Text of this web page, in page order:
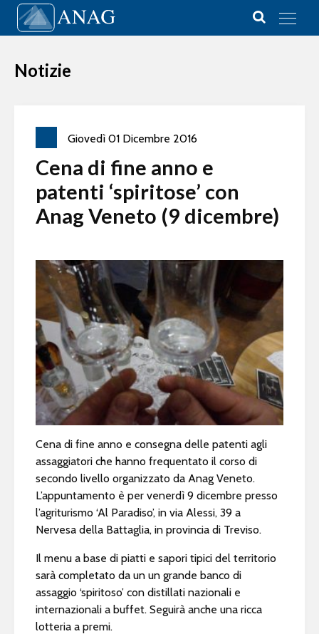
Vai al contenuto
Main Navigation
Notizie
Giovedì 01 Dicembre 2016
Cena di fine anno e
patenti ‘spiritose’ con
Anag Veneto (9 dicembre)
Cena di fine anno e consegna delle patenti agli
assaggiatori che hanno frequentato il corso di
secondo livello organizzato da Anag Veneto.
L’appuntamento è per venerdì 9 dicembre presso
l’agriturismo ‘Al Paradiso’, in via Alessi, 39 a
Nervesa della Battaglia, in provincia di Treviso.
Il menu a base di piatti e sapori tipici del territorio
sarà completato da un un grande banco di
assaggio ‘spiritoso’ con distillati nazionali e
internazionali a buffet. Seguirà anche una ricca
lotteria a premi.